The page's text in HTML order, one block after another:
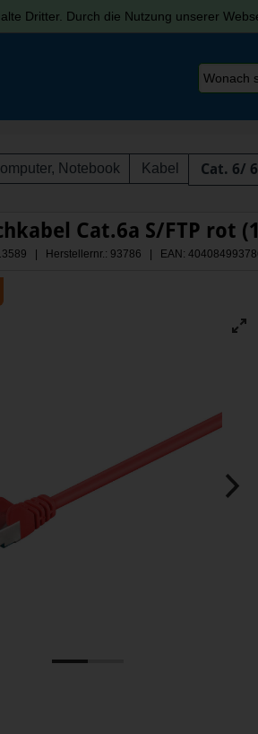
Dritter. Durch die Nutzung unserer
Notebook Kabel Cat. 6/
Cat.6a S/FTP rot
| Herstellernr.: 93786 | EAN: